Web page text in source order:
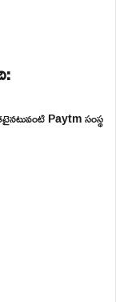
Paytm సంస్థ